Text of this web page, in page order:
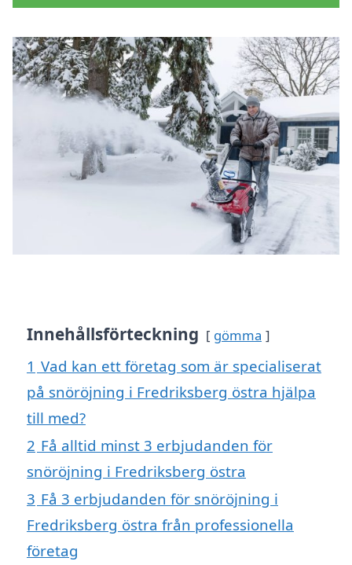
Innehållsförteckning gömma
1 Vad kan ett företag som är specialiserat
på snöröjning i Fredriksberg östra hjälpa
till med?
2 Få alltid minst 3 erbjudanden för
snöröjning i Fredriksberg östra
3 Få 3 erbjudanden för snöröjning i
Fredriksberg östra från professionella
företag